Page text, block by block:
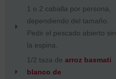
1 o 2 caballa por persona,
dependiendo del tamaño.
Pedir el pescado abierto sin
la espina.
1/2 taza de arroz basmati
blanco de